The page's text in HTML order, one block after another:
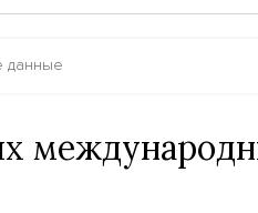
данные